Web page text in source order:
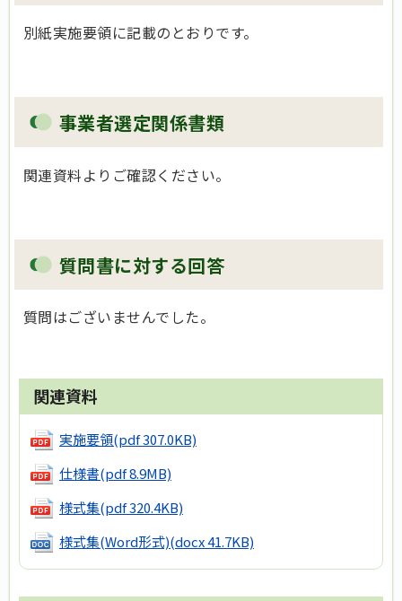
別紙実施要領に記載のとおりです。
事業者選定関係書類
関連資料よりご確認ください。
質問書に対する回答
質問はございませんでした。
関連資料
実施要領(pdf 307.0KB)
仕様書(pdf 8.9MB)
様式集(pdf 320.4KB)
様式集(Word形式)(docx 41.7KB)